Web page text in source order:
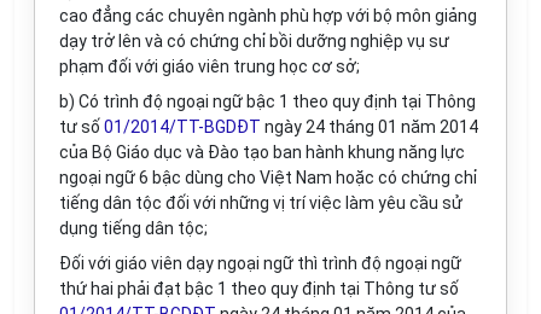
cao đẳng các chuyên ngành phù hợp với bộ môn giảng
dạy trở lên và có chứng chỉ bồi dưỡng nghiệp vụ sư
phạm đối với giáo viên trung học cơ sở;
b) Có trình độ ngoại ngữ bậc 1 theo quy định tại Thông
tư số 01/2014/TT-BGDĐT ngày 24 tháng 01 năm 2014
của Bộ Giáo dục và Đào tạo ban hành khung năng lực
ngoại ngữ 6 bậc dùng cho Việt Nam hoặc có chứng chỉ
tiếng dân tộc đối với những vị trí việc làm yêu cầu sử
dụng tiếng dân tộc;
Đối với giáo viên dạy ngoại ngữ thì trình độ ngoại ngữ
thứ hai phải đạt bậc 1 theo quy định tại Thông tư số